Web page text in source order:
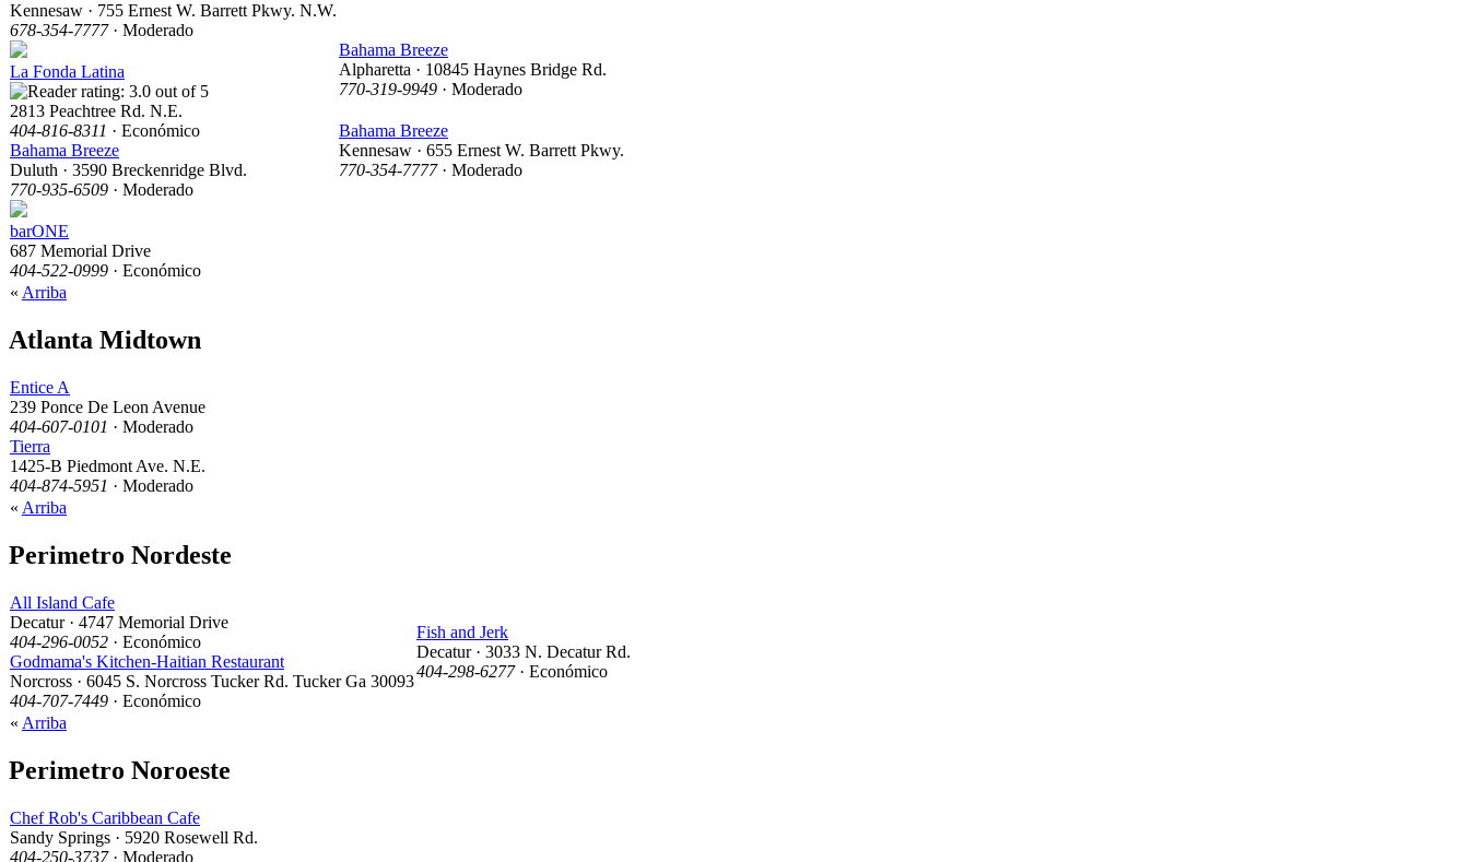
Kennesaw · 755 Ernest W. Barrett Pkwy. N.W.
678-354-7777· Moderado
La Fonda Latina
2813 Peachtree Rd. N.E.
404-816-8311 · Económico
Bahama Breeze
Duluth · 3590 Breckenridge Blvd.
770-935-6509 · Moderado
barONE
687 Memorial Drive
404-522-0999 · Económico
Bahama Breeze
Alpharetta · 10845 Haynes Bridge Rd.
770-319-9949 · Moderado
Bahama Breeze
Kennesaw · 655 Ernest W. Barrett Pkwy.
770-354-7777· Moderado
« Arriba
Atlanta Midtown
Entice A
239 Ponce De Leon Avenue
404-607-0101 · Moderado
Tierra
1425-B Piedmont Ave. N.E.
404-874-5951 · Moderado
« Arriba
Perimetro Nordeste
All Island Cafe
Decatur · 4747 Memorial Drive
404-296-0052 · Económico
Godmama's Kitchen-Haitian Restaurant
Norcross · 6045 S. Norcross Tucker Rd. Tucker Ga 30093
404-707-7449 · Económico
Fish and Jerk
Decatur · 3033 N. Decatur Rd.
404-298-6277· Económico
« Arriba
Perimetro Noroeste
Chef Rob's Caribbean Cafe
Sandy Springs · 5920 Rosewell Rd.
404-250-3737· Moderado